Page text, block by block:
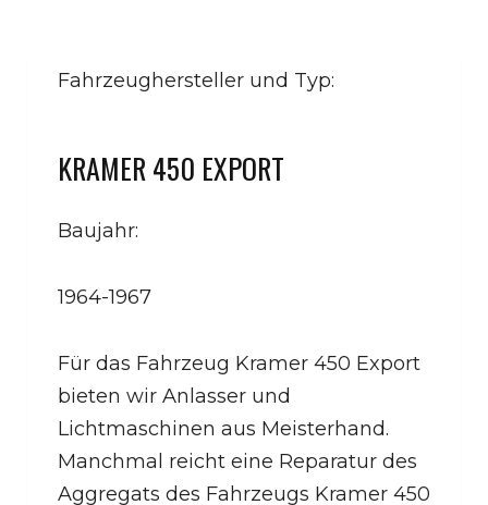
Fahrzeughersteller und Typ:
KRAMER 450 EXPORT
Baujahr:
1964-1967
Für das Fahrzeug Kramer 450 Export
bieten wir Anlasser und
Lichtmaschinen aus Meisterhand.
Manchmal reicht eine Reparatur des
Aggregats des Fahrzeugs Kramer 450